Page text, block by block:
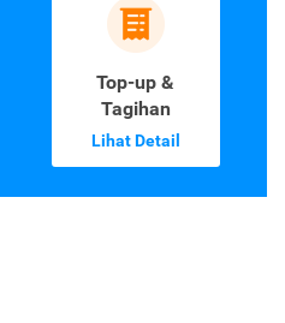
Top-up &
Tagihan
Lihat Detail